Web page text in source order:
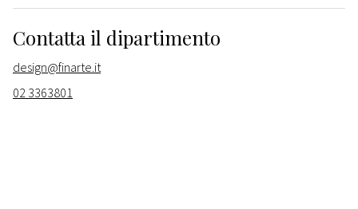
Contatta il dipartimento
design@finarte.it
02 3363801